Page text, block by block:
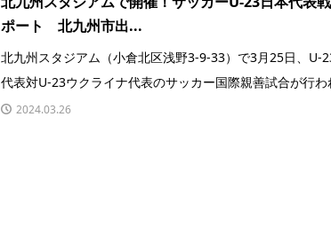
ポート 北九州市出...
北九州スタジアム（小倉北区浅野3-9-33）で3月25日、U-
代表対U-23ウクライナ代表のサッカー国際親善試合が行わ
2024.03.26